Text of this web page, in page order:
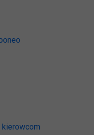
kierowcom